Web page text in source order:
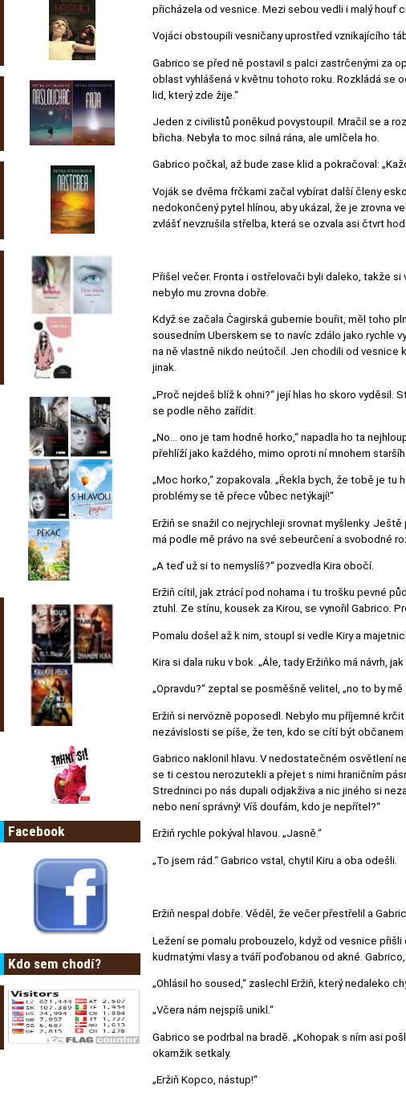
Facebook
Kdo sem chodí?
přicházela od vesnice. Mezi sebou vedli i malý houf
Vojáci obstoupili vesničany uprostřed vznikajícího
Gabrico se před ně postavil s palci zastrčenými za
oblast vyhlášená v květnu tohoto roku. Rozkládá se
lid, který zde žije.“
Jeden z civilistů poněkud povystoupil. Mračil se a
břicha. Nebyla to moc silná rána, ale umlčela ho.
Gabrico počkal, až bude zase klid a pokračoval:
Voják se dvěma frčkami začal vybírat další členy
nedokončený pytel hlínou, aby ukázal, že je zrovna
zvlášť nevzrušila střelba, která se ozvala asi čtvrt
Přišel večer. Fronta i ostřelovači byli daleko, takže
nebylo mu zrovna dobře.
Když se začala Čagirská gubernie bouřit, měl toho
sousedním Uberskem se to navíc zdálo jako rychle
na ně vlastně nikdo neútočil. Jen chodili od vesnice
jinak.
„Proč nejdeš blíž k ohni?“ její hlas ho skoro vyděsil.
se podle něho zařídit.
„No... ono je tam hodně horko,“ napadla ho ta
přehlíží jako každého, mimo oproti ní mnohem
„Moc horko,“ zopakovala. „Řekla bych, že tobě je
problémy se tě přece vůbec netýkají!“
Eržiň se snažil co nejrychleji srovnat myšlenky.
má podle mě právo na své sebeurčení a svobodné
„A teď už si to nemyslíš?“ pozvedla Kira obočí.
Eržiň cítil, jak ztrácí pod nohama i tu trošku pevné
ztuhl. Ze stínu, kousek za Kirou, se vynořil Gabrico.
Pomalu došel až k nim, stoupl si vedle Kiry a
Kira si dala ruku v bok. „Ále, tady Eržiňko má návrh,
„Opravdu?“ zeptal se posměšně velitel, „no to by mě
Eržiň si nervózně poposedl. Nebylo mu příjemné
nezávislosti se píše, že ten, kdo se cítí být občanem
Gabrico naklonil hlavu. V nedostatečném osvětlení
se ti cestou nerozutekli a přejet s nimi hraničním
Stredninci po nás dupali odjakživa a nic jiného si
nebo není správný! Víš doufám, kdo je nepřítel?“
Eržiň rychle pokýval hlavou. „Jasně.“
„To jsem rád.“ Gabrico vstal, chytil Kiru a oba odešli.
Eržiň nespal dobře. Věděl, že večer přestřelil a
Ležení se pomalu probouzelo, když od vesnice
kudrnatými vlasy a tváří poďobanou od akné.
„Ohlásil ho soused,“ zaslechl Eržiň, který nedaleko
„Včera nám nejspíš unikl.“
Gabrico se podrbal na bradě. „Kohopak s ním asi
okamžik setkaly.
„Eržiň Kopco, nástup!“